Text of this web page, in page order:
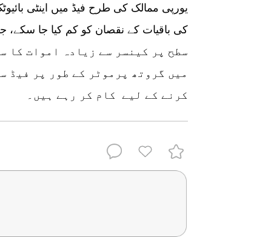
یورپی ممالک کی طرح فیڈ میں اینٹی
سطح پر کینسر سے زیادہ اموات کا
میں گروتھ پرموٹر کے طور پر فیڈ
کرنے کے لیے کام کر رہے ہیں۔